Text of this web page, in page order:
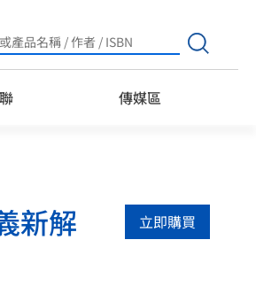
傳媒區
新解 立即購買